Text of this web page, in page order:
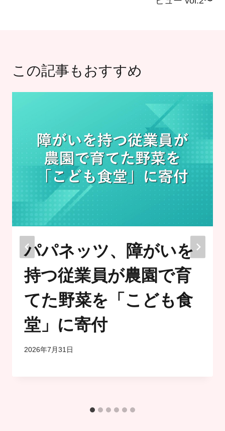
ン
この記事もおすすめ
パパネッツ、障がいを
持つ従業員が農園で育
てた野菜を「こども食
堂」に寄付
2026年7月31日